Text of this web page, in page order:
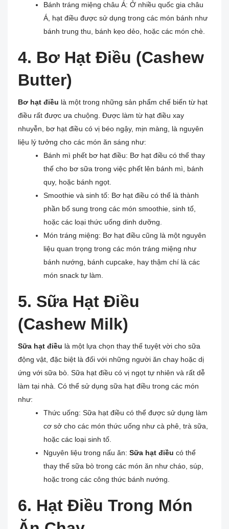
Bánh tráng miệng châu Á: Ở nhiều quốc gia châu
Á, hạt điều được sử dụng trong các món bánh như
bánh trung thu, bánh kẹo dẻo, hoặc các món chè.
4. Bơ Hạt Điều (Cashew
Butter)
Bơ hạt điều là một trong những sản phẩm chế biến từ hạt
điều rất được ưa chuộng. Được làm từ hạt điều xay
nhuyễn, bơ hạt điều có vị béo ngậy, mịn màng, là nguyên
liệu lý tưởng cho các món ăn sáng như:
Bánh mì phết bơ hạt điều: Bơ hạt điều có thể thay
thế cho bơ sữa trong việc phết lên bánh mì, bánh
quy, hoặc bánh ngọt.
Smoothie và sinh tố: Bơ hạt điều có thể là thành
phần bổ sung trong các món smoothie, sinh tố,
hoặc các loại thức uống dinh dưỡng.
Món tráng miệng: Bơ hạt điều cũng là một nguyên
liệu quan trọng trong các món tráng miệng như
bánh nướng, bánh cupcake, hay thậm chí là các
món snack tự làm.
5. Sữa Hạt Điều
(Cashew Milk)
Sữa hạt điều là một lựa chọn thay thế tuyệt vời cho sữa
động vật, đặc biệt là đối với những người ăn chay hoặc dị
ứng với sữa bò. Sữa hạt điều có vị ngọt tự nhiên và rất dễ
làm tại nhà. Có thể sử dụng sữa hạt điều trong các món
như:
Thức uống: Sữa hạt điều có thể được sử dụng làm
cơ sở cho các món thức uống như cà phê, trà sữa,
hoặc các loại sinh tố.
Nguyên liệu trong nấu ăn: Sữa hạt điều có thể
thay thế sữa bò trong các món ăn như cháo, súp,
hoặc trong các công thức bánh nướng.
6. Hạt Điều Trong Món